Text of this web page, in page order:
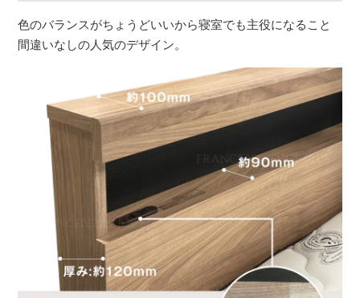
色のバランスがちょうどいいから寝室でも主役になること
間違いなしの人気のデザイン。